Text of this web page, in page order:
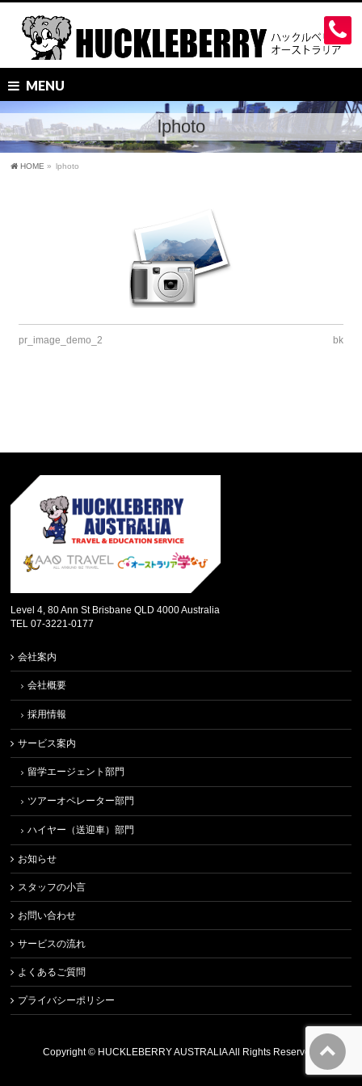
MENU
lphoto
HOME » lphoto
pr_image_demo_2 bk
Level 4, 80 Ann St Brisbane QLD 4000 Australia
TEL 07-3221-0177
会社案内
会社概要
採用情報
サービス案内
留学エージェント部門
ツアーオペレーター部門
ハイヤー（送迎車）部門
お知らせ
スタッフの小言
お問い合わせ
サービスの流れ
よくあるご質問
プライバシーポリシー
Copyright © HUCKLEBERRY AUSTRALIAAll Rights Reserved.